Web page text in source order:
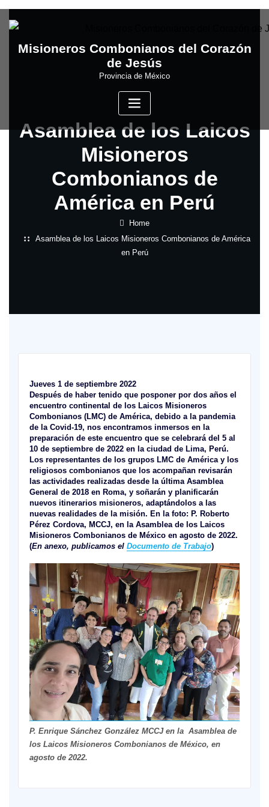
to
Misioneros Combonianos del Corazón
de Jesús
Provincia de México
Asamblea de los Laicos
Misioneros
Combonianos de
América en Perú
Home
Asamblea de los Laicos Misioneros Combonianos de América
en Perú
Jueves 1 de septiembre 2022
Después de haber tenido que posponer por dos años el
encuentro continental de los Laicos Misioneros
Combonianos (LMC) de América, debido a la pandemia
de la Covid-19, nos encontramos inmersos en la
preparación de este encuentro que se celebrará del 5 al
10 de septiembre de 2022 en la ciudad de Lima, Perú.
Los representantes de los grupos LMC de América y los
religiosos combonianos que los acompañan revisarán
las actividades realizadas desde la última Asamblea
General de 2018 en Roma, y soñarán y planificarán
nuevos itinerarios misioneros, adaptándolos a las
nuevas realidades de la misión. En la foto: P. Roberto
Pérez Cordova, MCCJ, en la Asamblea de los Laicos
Misioneros Combonianos de México en agosto de 2022.
(En anexo, publicamos el Documento de Trabajo)
P. Enrique Sánchez González MCCJ en la Asamblea de
los Laicos Misioneros Combonianos de México, en
agosto de 2022.